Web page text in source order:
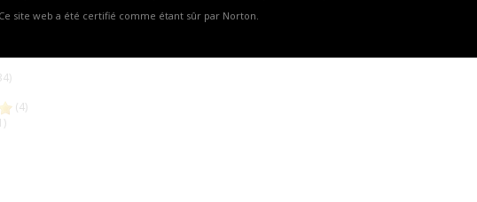
Ce site web a été certifié comme étant sûr par Norton.
(4)